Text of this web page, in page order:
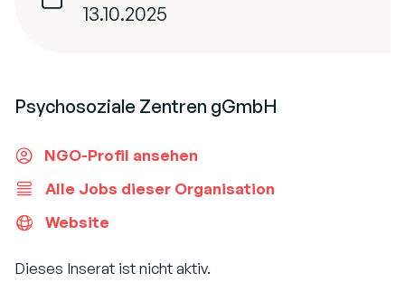
13.10.2025
Psychosoziale Zentren gGmbH
NGO-Profil ansehen
Alle Jobs dieser Organisation
Website
Dieses Inserat ist nicht aktiv.